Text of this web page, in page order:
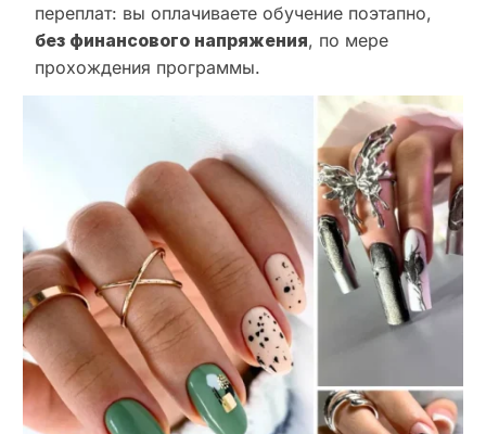
переплат: вы оплачиваете обучение поэтапно,
без финансового напряжения, по мере
прохождения программы.